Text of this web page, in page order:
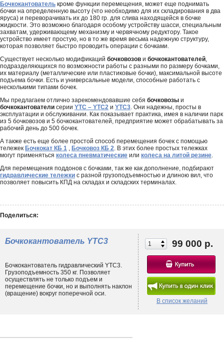
Бочкокантователь кроме функции перемещения, может еще поднимать
бочки на определенную высоту (что необходимо для их складирования в два
яруса) и переворачивать их до 180 гр. для слива находящейся в бочке
жидкости. Это возможно благодаря особому устройству шасси, специальным
захватам, удерживающему механизму и червячному редуктору. Такое
устройство имеет простую, но в то же время весьма надежную структуру,
которая позволяет быстро проводить операции с бочками.
Существует несколько модификаций бочковозов и бочкокантователей,
подразделяющихся по возможности работы с разными по размеру бочками,
их материалу (металлические или пластиковые бочки), максимальной высоте
подъема бочки. Есть и универсальные модели, способные работать с
несколькими типами бочек.
Мы предлагаем отлично зарекомендовавшие себя бочковозы и
бочкокантователи серии YTC – YTC2 и YTC3. Они надежны, просты в
эксплуатации и обслуживании. Как показывает практика, имея в наличии парк
из 5 бочковозов и 5 бочкокантователей, предприятие может обрабатывать за
рабочий день до 500 бочек.
А также есть еще более простой способ перемещения бочек с помощью
тележек Бочкокат КБ 1 , Бочковоз КБ 2. В этих более простых тележках
могут применяться колеса пневматические или колеса на литой резине.
Для перемещения поддонов с бочками, так же как дополнение, подбирают
гидравлические тележки с разной грузоподъемностью и длиною вил, что
позволяет повысить КПД на складах и складских терминалах.
Поделиться:
99 000 р.
В список желаний
Бочкокантователь YTC3
Бочкокантователь гидравлический YTC3.
Грузоподъемность 350 кг. Позволяет
осуществлять не только подъем и
перемещение бочки, но и выполнять наклон
(вращение) вокруг поперечной оси.